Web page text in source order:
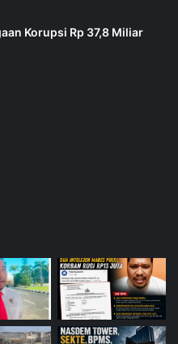
Korupsi Rp 37,8 Miliar